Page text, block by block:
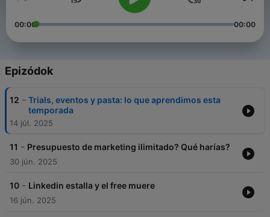
00:00 00:00
Epizódok
12 - Trials, eventos y pasta: lo que aprendimos esta
temporada
14 júl. 2025
11 - Presupuesto de marketing ilimitado? Qué harías?
30 jún. 2025
10 - Linkedin estalla y el free muere
16 jún. 2025